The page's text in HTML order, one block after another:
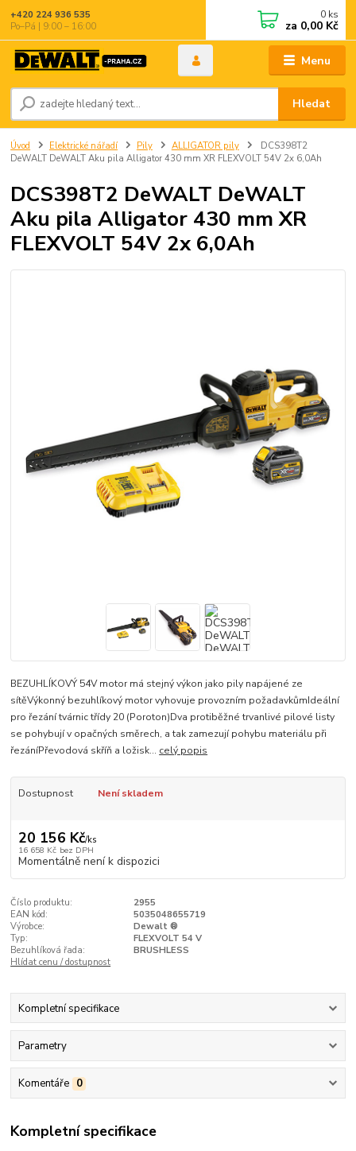
Menu
Hledat
+420 224 936 535
Po–Pá | 9:00 – 16:00
0 ks
za 0,00 Kč
Úvod Elektrické nářadí Pily ALLIGATOR pily
DCS398T2
DeWALT DeWALT Aku pila Alligator 430 mm XR FLEXVOLT 54V 2x 6,0Ah
DCS398T2 DeWALT DeWALT
Aku pila Alligator 430 mm XR
FLEXVOLT 54V 2x 6,0Ah
BEZUHLÍKOVÝ 54V motor má stejný výkon jako pily napájené ze
sítěVýkonný bezuhlíkový motor vyhovuje provozním požadavkůmIdeální
pro řezání tvárnic třídy 20 (Poroton)Dva protiběžné trvanlivé pilové listy
se pohybují v opačných směrech, a tak zamezují pohybu materiálu při
řezáníPřevodová skříň a ložisk... celý popis
Dostupnost Není skladem
20 156 Kč/ks
16 658 Kč bez DPH
Momentálně není k dispozici
Číslo produktu:
2955
EAN kód:
5035048655719
Výrobce:
Dewalt ®
Typ:
FLEXVOLT 54 V
Bezuhlíková řada:
BRUSHLESS
Hlídat cenu / dostupnost
Kompletní specifikace
Parametry
Komentáře 0
Kompletní specifikace